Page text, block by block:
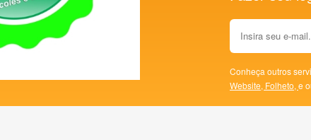
Conheça outros
Website, Folheto, e